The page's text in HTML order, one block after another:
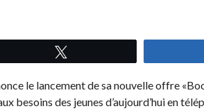
le lancement de sa nouvelle offre
besoins des jeunes d’aujourd’hui en